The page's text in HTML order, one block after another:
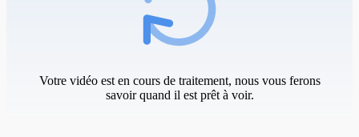
Votre vidéo est en cours de traitement, nous vous ferons
savoir quand il est prêt à voir.